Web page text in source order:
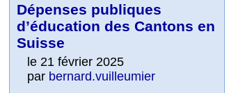
Dépenses publiques
d’éducation des Cantons en
Suisse
le 21 février 2025
par bernard.vuilleumier